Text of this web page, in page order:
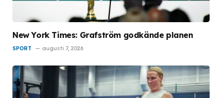
New York Times: Grafström godkände planen
SPORT augusti 7, 2026